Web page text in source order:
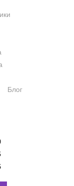
Блог